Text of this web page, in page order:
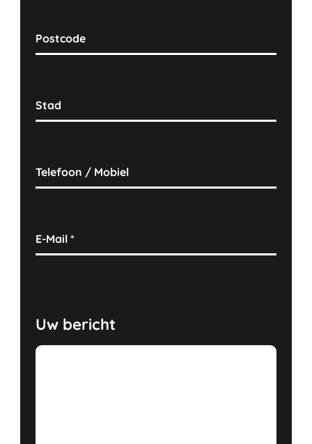
Postcode
Stad
Telefoon / Mobiel
E-Mail*
Uw bericht